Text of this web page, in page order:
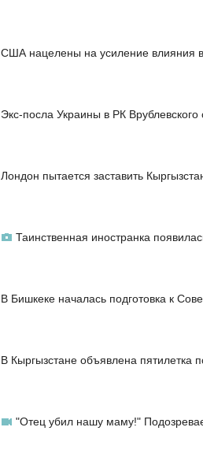
США нацелены на усиление влияния
Экс-посла Украины в РК
Лондон пытается заставить
Таинственная иностранка
В Бишкеке началась подготовка к
В Кыргызстане объявлена пятилетка
"Отец убил нашу маму!"